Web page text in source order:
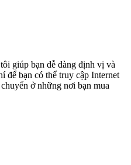
giúp bạn dễ dàng định vị và
để bạn có thể truy cập Internet
ở những nơi bạn mua